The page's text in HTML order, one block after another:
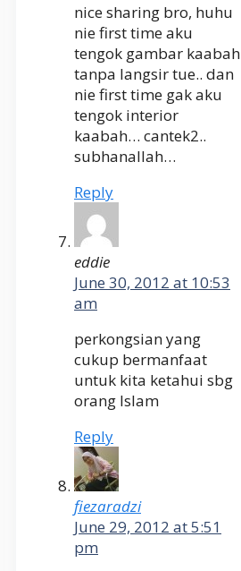
nice sharing bro, huhu
nie first time aku
tengok gambar kaabah
tanpa langsir tue.. dan
nie first time gak aku
tengok interior
kaabah… cantek2..
subhanallah…
Reply
eddie
June 30, 2012 at 10:53
am
perkongsian yang
cukup bermanfaat
untuk kita ketahui sbg
orang Islam
Reply
fiezaradzi
June 29, 2012 at 5:51
pm